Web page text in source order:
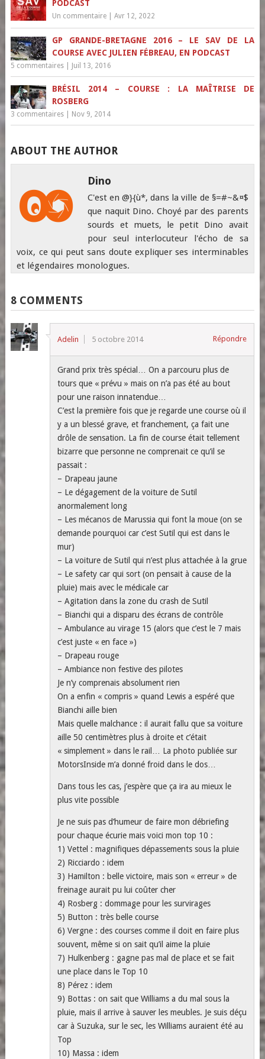
PODCAST
Un commentaire| Avr 12, 2022
GP GRANDE-BRETAGNE 2016 – LE SAV DE LA
COURSE AVEC JULIEN FÉBREAU, EN PODCAST
5 commentaires| Juil 13, 2016
BRÉSIL 2014 – COURSE : LA MAÎTRISE DE
ROSBERG
3 commentaires| Nov 9, 2014
ABOUT THE AUTHOR
Dino
C'est en @}{ù*, dans la ville de §=#~&¤$
que naquit Dino. Choyé par des parents
sourds et muets, le petit Dino avait
pour seul interlocuteur l'écho de sa
voix, ce qui peut sans doute expliquer ses interminables
et légendaires monologues.
8 COMMENTS
Adelin 5 octobre 2014 Répondre
Grand prix très spécial… On a parcouru plus de
tours que « prévu » mais on n’a pas été au bout
pour une raison innatendue…
C’est la première fois que je regarde une course où il
y a un blessé grave, et franchement, ça fait une
drôle de sensation. La fin de course était tellement
bizarre que personne ne comprenait ce qu’il se
passait :
– Drapeau jaune
– Le dégagement de la voiture de Sutil
anormalement long
– Les mécanos de Marussia qui font la moue (on se
demande pourquoi car c’est Sutil qui est dans le
mur)
– La voiture de Sutil qui n’est plus attachée à la grue
– Le safety car qui sort (on pensait à cause de la
pluie) mais avec le médicale car
– Agitation dans la zone du crash de Sutil
– Bianchi qui a disparu des écrans de contrôle
– Ambulance au virage 15 (alors que c’est le 7 mais
c’est juste « en face »)
– Drapeau rouge
– Ambiance non festive des pilotes
Je n’y comprenais absolument rien
On a enfin « compris » quand Lewis a espéré que
Bianchi aille bien
Mais quelle malchance : il aurait fallu que sa voiture
aille 50 centimètres plus à droite et c’était
« simplement » dans le rail… La photo publiée sur
MotorsInside m’a donné froid dans le dos…
Dans tous les cas, j’espère que ça ira au mieux le
plus vite possible
Je ne suis pas d’humeur de faire mon débriefing
pour chaque écurie mais voici mon top 10 :
1) Vettel : magnifiques dépassements sous la pluie
2) Ricciardo : idem
3) Hamilton : belle victoire, mais son « erreur » de
freinage aurait pu lui coûter cher
4) Rosberg : dommage pour les survirages
5) Button : très belle course
6) Vergne : des courses comme il doit en faire plus
souvent, même si on sait qu’il aime la pluie
7) Hulkenberg : gagne pas mal de place et se fait
une place dans le Top 10
8) Pérez : idem
9) Bottas : on sait que Williams a du mal sous la
pluie, mais il arrive à sauver les meubles. Je suis déçu
car à Suzuka, sur le sec, les Williams auraient été au
Top
10) Massa : idem